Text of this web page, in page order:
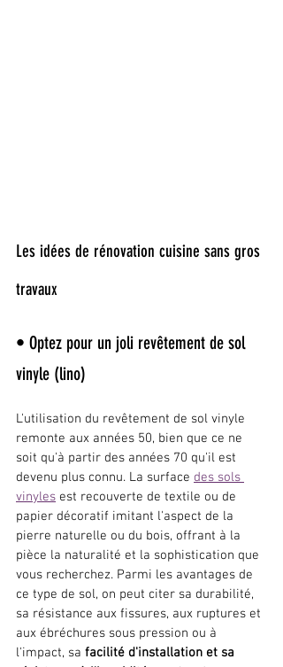
Les idées de rénovation cuisine sans gros
travaux
• Optez pour un joli revêtement de sol
vinyle (lino)
L'utilisation du revêtement de sol vinyle
remonte aux années 50, bien que ce ne
soit qu'à partir des années 70 qu'il est
devenu plus connu. La surface des sols
vinyles est recouverte de textile ou de
papier décoratif imitant l'aspect de la
pierre naturelle ou du bois, offrant à la
pièce la naturalité et la sophistication que
vous recherchez. Parmi les avantages de
ce type de sol, on peut citer sa durabilité,
sa résistance aux fissures, aux ruptures et
aux ébréchures sous pression ou à
l'impact, sa facilité d'installation et sa